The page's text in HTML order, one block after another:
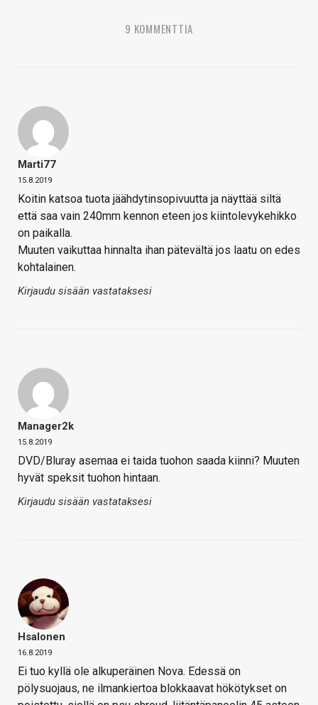
9 KOMMENTTIA
Marti77
15.8.2019
Koitin katsoa tuota jäähdytinsopivuutta ja näyttää siltä
että saa vain 240mm kennon eteen jos kiintolevykehikko
on paikalla.
Muuten vaikuttaa hinnalta ihan pätevältä jos laatu on edes
kohtalainen.
Kirjaudu sisään vastataksesi
Manager2k
15.8.2019
DVD/Bluray asemaa ei taida tuohon saada kiinni? Muuten
hyvät speksit tuohon hintaan.
Kirjaudu sisään vastataksesi
Hsalonen
16.8.2019
Ei tuo kyllä ole alkuperäinen Nova. Edessä on
pölysuojaus, ne ilmankiertoa blokkaavat hökötykset on